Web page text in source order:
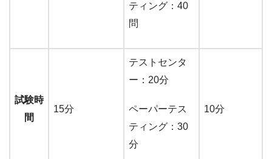
ティング：40
問
試験時
間
15分
テストセンタ
ー：20分
ペーパーテス
ティング：30
分
10分